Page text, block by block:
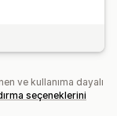
ve kullanıma dayalı
seçeneklerini